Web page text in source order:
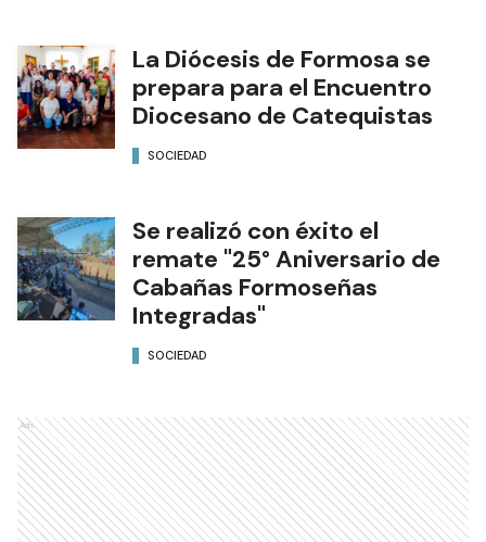
La Diócesis de Formosa se
prepara para el Encuentro
Diocesano de Catequistas
SOCIEDAD
Se realizó con éxito el
remate "25° Aniversario de
Cabañas Formoseñas
Integradas"
SOCIEDAD
Ads